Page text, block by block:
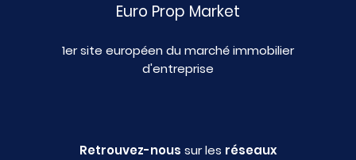
Euro Prop Market
1er site européen du marché immobilier
d'entreprise
Retrouvez-nous sur les réseaux